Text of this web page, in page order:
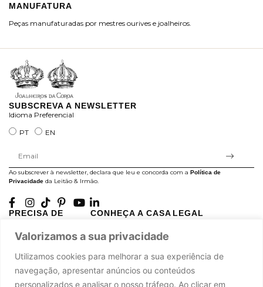
Valorizamos a sua privacidade
Utilizamos cookies para melhorar a sua experiência de
navegação, apresentar anúncios ou conteúdos
personalizados e analisar o nosso tráfego. Ao clicar em
MANUFATURA
Peças manufaturadas por mestres ourives e joalheiros.
SUBSCREVA A NEWSLETTER
Idioma Preferencial
PT
EN
Ao subscrever à newsletter, declara que leu e concorda com a Política de
Privacidade da Leitão & Irmão.
PRECISA DE
A minha conta
CONHEÇA A CASA
História
LEGAL
Termos e Condições
Livro de Reclamações